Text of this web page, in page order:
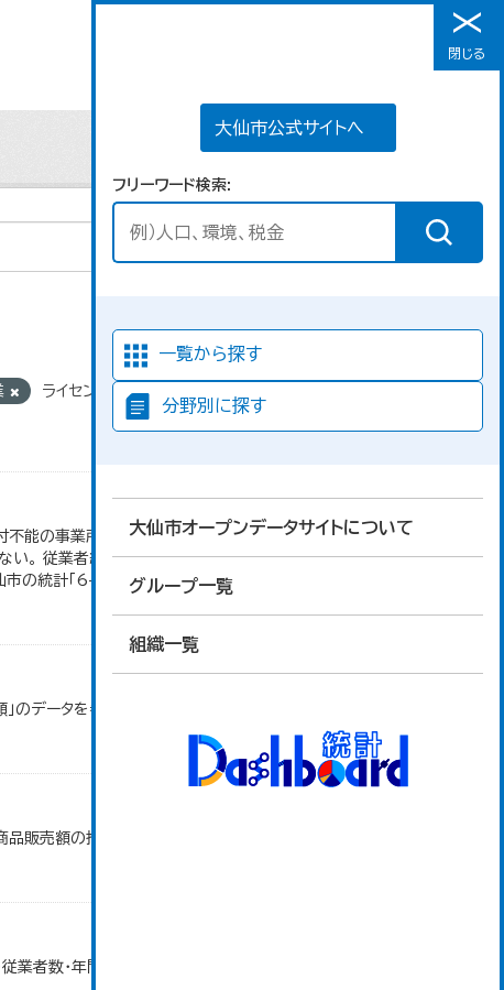
メニュー
大仙市公式サイトへ
フリーワード検索
一覧から探す
分野別に探す
大仙市オープンデータサイトについて
グループ一覧
組織一覧
閉じる
ライセンス:
不能の事業所、卸売の商品販売額（仲立手数料を除
従業者総数は「個人業主」、「無給家族従業者」、
市の統計「6-2...
のデータを参照しています。
販売額の推移」のデータを参照しています。
者数・年間商品販売額（小売業）」のデータを参照